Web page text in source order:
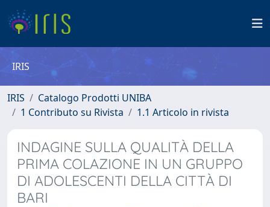
IRIS
IRIS
Catalogo Prodotti UNIBA
1 Contributo su Rivista
1.1 Articolo in rivista
INDAGINE SULLA QUALITÀ DELLA
PRIMA COLAZIONE IN UN GRUPPO
DI ADOLESCENTI DELLA CITTÀ DI
BARI